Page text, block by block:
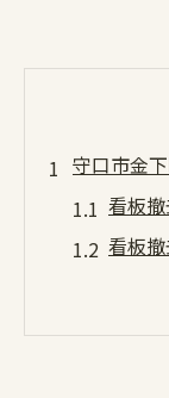
守口市金
看板
看板
安全